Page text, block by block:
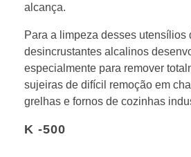
alcança.
Para a limpeza desses utensílios
desincrustantes alcalinos
especialmente para remover
sujeiras de difícil remoção em
grelhas e fornos de cozinhas
K -500